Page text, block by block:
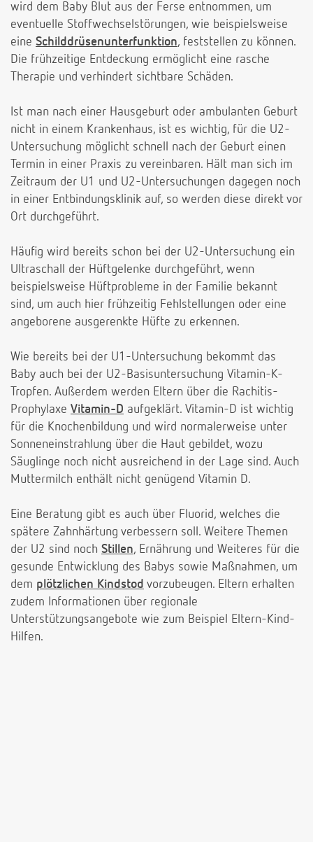
wird dem Baby Blut aus der Ferse entnommen, um
eventuelle Stoffwechselstörungen, wie beispielsweise
eine Schilddrüsenunterfunktion, feststellen zu können.
Die frühzeitige Entdeckung ermöglicht eine rasche
Therapie und verhindert sichtbare Schäden.
Ist man nach einer Hausgeburt oder ambulanten Geburt
nicht in einem Krankenhaus, ist es wichtig, für die U2-
Untersuchung möglicht schnell nach der Geburt einen
Termin in einer Praxis zu vereinbaren. Hält man sich im
Zeitraum der U1 und U2-Untersuchungen dagegen noch
in einer Entbindungsklinik auf, so werden diese direkt vor
Ort durchgeführt.
Häufig wird bereits schon bei der U2-Untersuchung ein
Ultraschall der Hüftgelenke durchgeführt, wenn
beispielsweise Hüftprobleme in der Familie bekannt
sind, um auch hier frühzeitig Fehlstellungen oder eine
angeborene ausgerenkte Hüfte zu erkennen.
Wie bereits bei der U1-Untersuchung bekommt das
Baby auch bei der U2-Basisuntersuchung Vitamin-K-
Tropfen. Außerdem werden Eltern über die Rachitis-
Prophylaxe Vitamin-D aufgeklärt. Vitamin-D ist wichtig
für die Knochenbildung und wird normalerweise unter
Sonneneinstrahlung über die Haut gebildet, wozu
Säuglinge noch nicht ausreichend in der Lage sind. Auch
Muttermilch enthält nicht genügend Vitamin D.
Eine Beratung gibt es auch über Fluorid, welches die
spätere Zahnhärtung verbessern soll. Weitere Themen
der U2 sind noch Stillen, Ernährung und Weiteres für die
gesunde Entwicklung des Babys sowie Maßnahmen, um
dem plötzlichen Kindstod vorzubeugen. Eltern erhalten
zudem Informationen über regionale
Unterstützungsangebote wie zum Beispiel Eltern-Kind-
Hilfen.